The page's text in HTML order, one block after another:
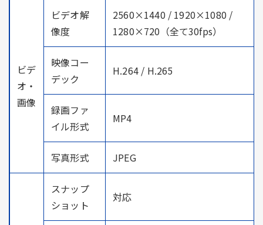
ビデ
オ・
画像
ビデオ解
像度
2560×1440 / 1920×1080 /
1280×720（全て30fps）
映像コー
デック
H.264 / H.265
録画ファ
イル形式
MP4
写真形式 JPEG
スナップ
ショット
対応